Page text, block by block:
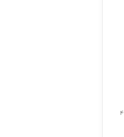
۱۴۰۱/۰۲/۲۰ هیأت عمومی دیوان عدالت اداری متضمن ابطال ماده ۴